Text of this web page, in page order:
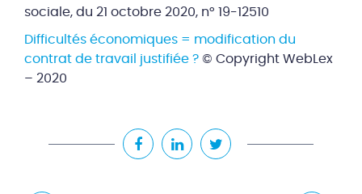
sociale, du 21 octobre 2020, n° 19-12510
Difficultés économiques = modification du
contrat de travail justifiée ? © Copyright WebLex
– 2020